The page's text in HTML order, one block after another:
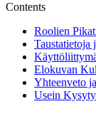
Contents
Roolien
Taustatietoja
Elokuvan
Yhteenveto
Usein